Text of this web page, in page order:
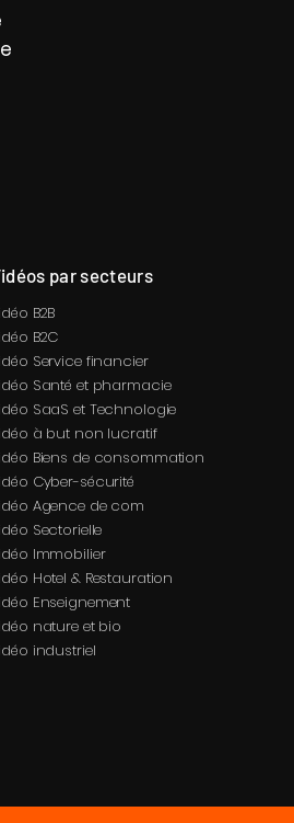
par secteurs
B2B
B2C
Service financier
Santé et pharmacie
SaaS et Technologie
à but non lucratif
Biens de consommation
Cyber-sécurité
Agence de com
Sectorielle
Immobilier
Hotel & Restauration
Enseignement
nature et bio
industriel